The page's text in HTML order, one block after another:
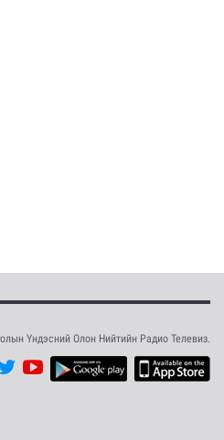
Үндэсний Олон Нийтийн Радио Телевиз.